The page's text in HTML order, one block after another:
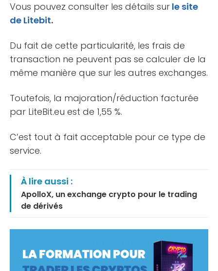
Vous pouvez consulter les détails sur le site
de Litebit.
Du fait de cette particularité, les frais de
transaction ne peuvent pas se calculer de la
même manière que sur les autres exchanges.
Toutefois, la majoration/réduction facturée
par LiteBit.eu est de 1,55 %.
C’est tout à fait acceptable pour ce type de
service.
À lire aussi :
ApolloX, un exchange crypto pour le trading
de dérivés